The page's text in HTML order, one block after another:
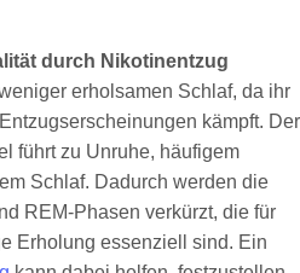
durch Nikotinentzug
erholsamen Schlaf, da ihr
kämpft. Der
führt zu Unruhe, häufigem
Schlaf. Dadurch werden die
REM-Phasen verkürzt, die für
Erholung essenziell sind. Ein